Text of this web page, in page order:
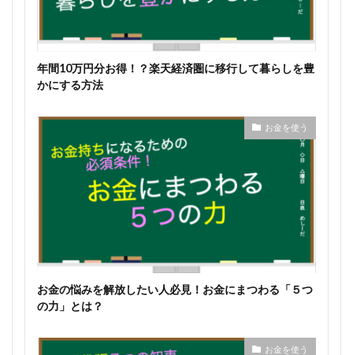
年間10万円分お得！？楽天経済圏に移行して暮らしを豊
かにする方法
お金を使う
お金の悩みを解放したい人必見！お金にまつわる「５つ
の力」とは？
お金を使う